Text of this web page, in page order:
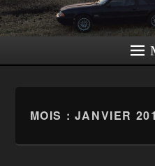
MOIS : JANVIER